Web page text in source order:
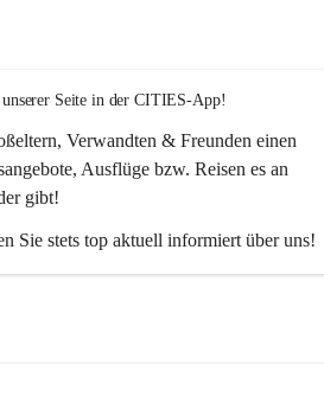
Seite in der CITIES-App!
Verwandten & Freunden einen
Ausflüge bzw. Reisen es an
gibt!
Sie stets top aktuell informiert über uns!